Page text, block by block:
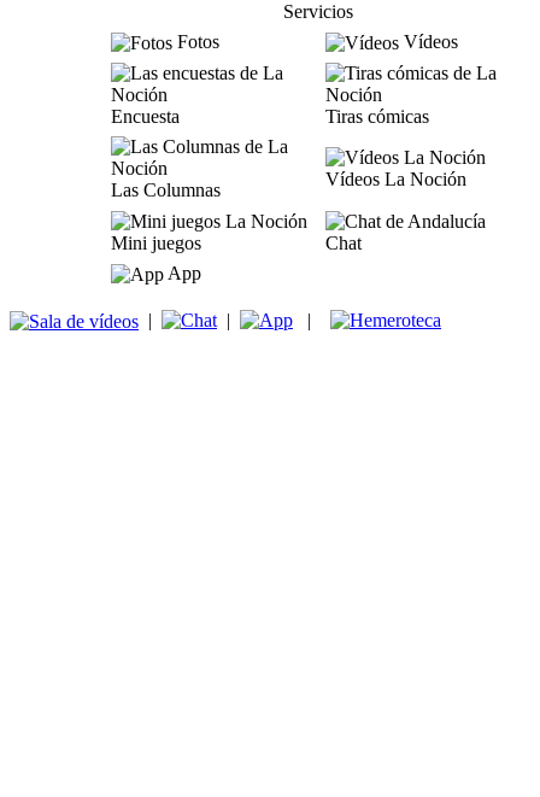
Servicios
Fotos
Vídeos
Encuesta Tiras cómicas
Las Columnas
Vídeos La Noción
Mini juegos
Chat
App
| | |